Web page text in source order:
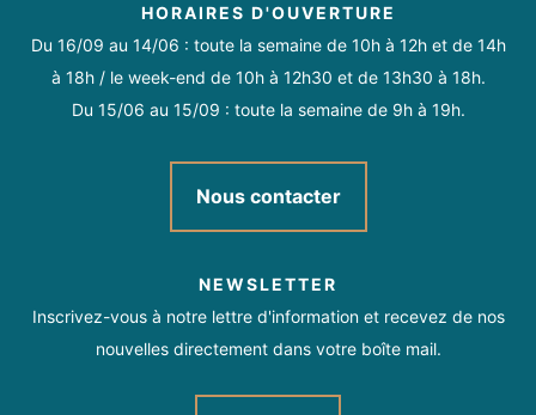
HORAIRES D'OUVERTURE
Du 16/09 au 14/06 : toute la semaine de 10h à 12h et de 14h
à 18h / le week-end de 10h à 12h30 et de 13h30 à 18h.
Du 15/06 au 15/09 : toute la semaine de 9h à 19h.
Nous contacter
NEWSLETTER
Inscrivez-vous à notre lettre d'information et recevez de nos
nouvelles directement dans votre boîte mail.